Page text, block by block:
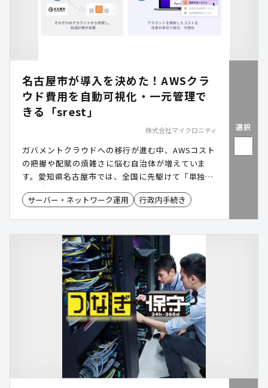
名古屋市が導入を決めた！AWSクラ
ウド費用を自動可視化・一元管理で
きる「srest」
株式会社マイクロニティ
ガバメントクラウドへの移行が進む中、AWSコスト
の把握や配賦の煩雑さに悩む自治体が増えていま
す。愛知県名古屋市では、全国に先駆けて「単独利
用方式」でAWSコスト管理ツール「srest(スレス
ト)」を導入。複数部局にまたがるクラウド利用状
サーバー・ネットワーク運用 行政内手続き
選択